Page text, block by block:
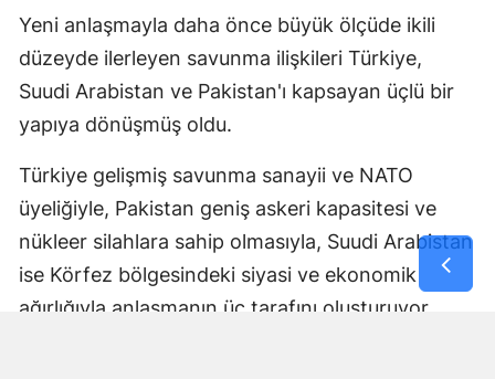
Yeni anlaşmayla daha önce büyük ölçüde ikili
düzeyde ilerleyen savunma ilişkileri Türkiye,
Suudi Arabistan ve Pakistan'ı kapsayan üçlü bir
yapıya dönüşmüş oldu.
Türkiye gelişmiş savunma sanayii ve NATO
üyeliğiyle, Pakistan geniş askeri kapasitesi ve
nükleer silahlara sahip olmasıyla, Suudi Arabistan
ise Körfez bölgesindeki siyasi ve ekonomik
ağırlığıyla anlaşmanın üç tarafını oluşturuyor.